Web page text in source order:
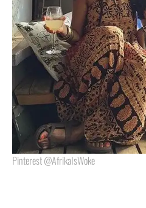
Pinterest @AfrikaIsWoke